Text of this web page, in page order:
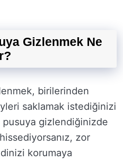
Gizlenmek Ne
birilerinden
saklamak istediğinizi
pusuya gizlendiğinizde
zor
korumaya